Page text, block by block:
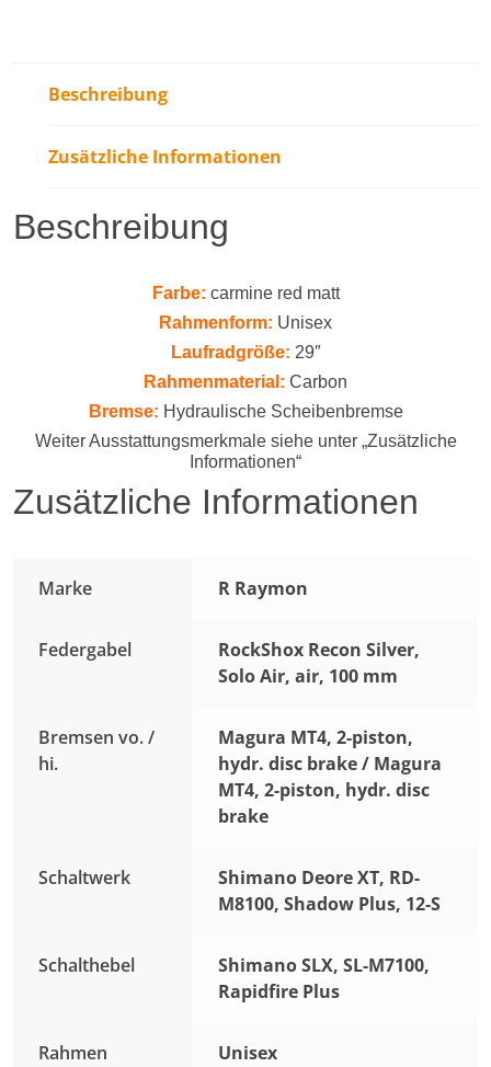
Beschreibung
Zusätzliche Informationen
Beschreibung
Farbe: carmine red matt
Rahmenform: Unisex
Laufradgröße: 29″
Rahmenmaterial: Carbon
Bremse: Hydraulische Scheibenbremse
Weiter Ausstattungsmerkmale siehe unter „Zusätzliche
Informationen“
Zusätzliche Informationen
Marke R Raymon
Federgabel
RockShox Recon Silver,
Solo Air, air, 100 mm
Bremsen vo. /
hi.
Magura MT4, 2-piston,
hydr. disc brake / Magura
MT4, 2-piston, hydr. disc
brake
Schaltwerk
Shimano Deore XT, RD-
M8100, Shadow Plus, 12-S
Schalthebel
Shimano SLX, SL-M7100,
Rapidfire Plus
Rahmen Unisex